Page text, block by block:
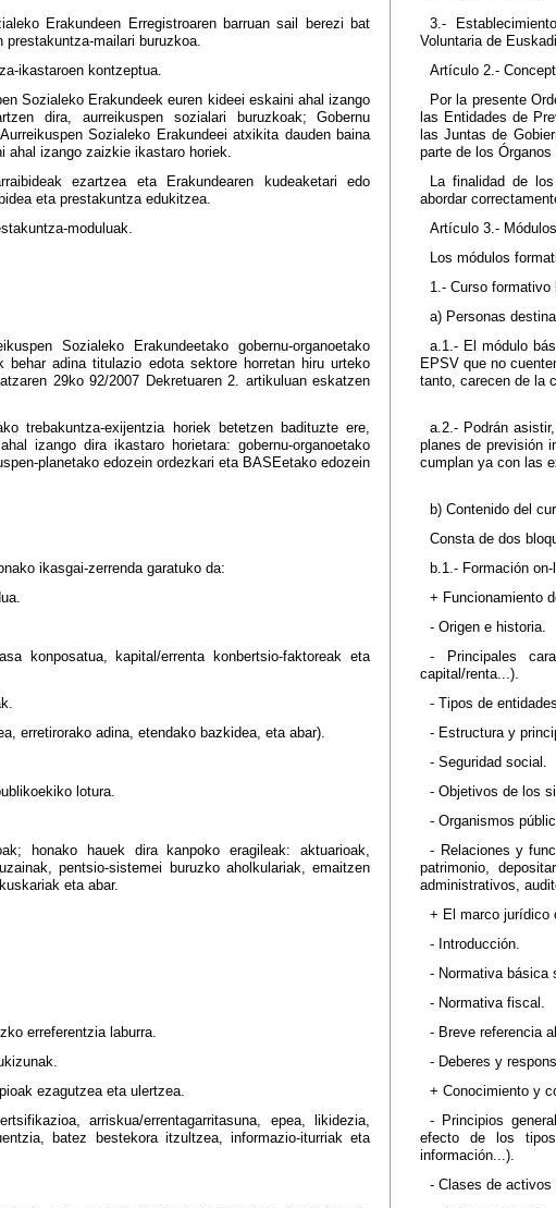
Erakundeen Erregistroaren barruan sail berezi bat
mailari buruzkoa.
3.-
Voluntaria de
ikastaroen kontzeptua.
Artículo 2.-
Sozialeko Erakundeek euren kideei eskaini ahal izango
dira, aurreikuspen sozialari buruzkoak; Gobernu
Sozialeko Erakundeei atxikita dauden baina
ahal izango zaizkie ikastaro horiek.
Por la presente
las Entidades de
las Juntas de
parte de los Órganos
ezartzea eta Erakundearen kudeaketari edo
eta prestakuntza edukitzea.
La finalidad de
abordar
moduluak.
Artículo 3.-
Los módulos
1.- Curso formativo
a) Personas
Sozialeko Erakundeetako gobernu-organoetako
behar adina titulazio edota sektore horretan hiru urteko
29ko 92/2007 Dekretuaren 2. artikuluan eskatzen
a.1.- El módulo
EPSV que no
tanto, carecen de la
trebakuntza-exijentzia horiek betetzen badituzte ere,
izango dira ikastaro horietara: gobernu-organoetako
planetako edozein ordezkari eta BASEetako edozein
a.2.- Podrán
planes de previsión
cumplan ya con las
b) Contenido del
Consta de dos
ikasgai-zerrenda garatuko da:
b.1.- Formación
+ Funcionamiento
- Origen e historia.
konposatua, kapital/errenta konbertsio-faktoreak eta
- Principales
capital/renta...).
- Tipos de
erretirorako adina, etendako bazkidea, eta abar).
- Estructura y
- Seguridad social.
lotura.
- Objetivos de los
- Organismos
honako hauek dira kanpoko eragileak: aktuarioak,
pentsio-sistemei buruzko aholkulariak, emaitzen
eta abar.
- Relaciones y
patrimonio,
administrativos,
+ El marco jurídico
- Introducción.
- Normativa básica
- Normativa fiscal.
erreferentzia laburra.
- Breve referencia
- Deberes y
ezagutzea eta ulertzea.
+ Conocimiento y
arriskua/errentagarritasuna, epea, likidezia,
batez bestekora itzultzea, informazio-iturriak eta
- Principios
efecto de los
información...).
- Clases de activos